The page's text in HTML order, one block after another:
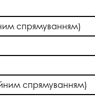
спрямуванням)
спрямуванням)